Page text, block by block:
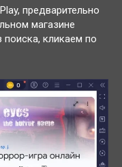
предварительно
магазине
поиска, кликаем по